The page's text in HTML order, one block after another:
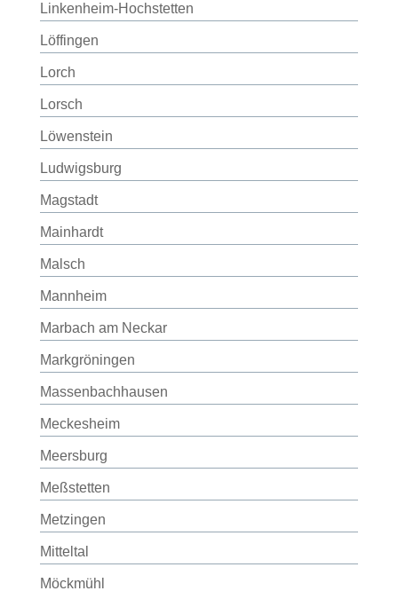
Linkenheim-Hochstetten
Löffingen
Lorch
Lorsch
Löwenstein
Ludwigsburg
Magstadt
Mainhardt
Malsch
Mannheim
Marbach am Neckar
Markgröningen
Massenbachhausen
Meckesheim
Meersburg
Meßstetten
Metzingen
Mitteltal
Möckmühl